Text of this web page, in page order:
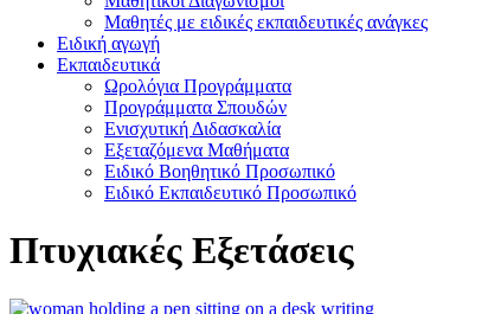
Μαθητές με ειδικές εκπαιδευτικές ανάγκες
Ειδική αγωγή
Εκπαιδευτικά
Ωρολόγια Προγράμματα
Προγράμματα Σπουδών
Ενισχυτική Διδασκαλία
Εξεταζόμενα Μαθήματα
Ειδικό Βοηθητικό Προσωπικό
Ειδικό Εκπαιδευτικό Προσωπικό
Πτυχιακές Εξετάσεις